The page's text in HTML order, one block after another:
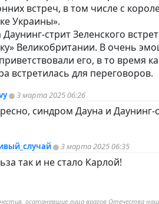
встреч, в том числе с
Украины».
стрит Зеленского
Великобритании. В очень
его, в то время
встретилась для переговоров.
3 марта 2025 06:26
синдром Дауна и
3 марта 2025 06:35
так и не стало Карлой!
осатаневшие лица врагов Отечества